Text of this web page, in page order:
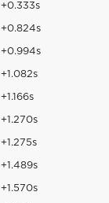
+0.333s
+0.824s
+0.994s
+1.082s
+1.166s
+1.270s
+1.275s
+1.489s
+1.570s